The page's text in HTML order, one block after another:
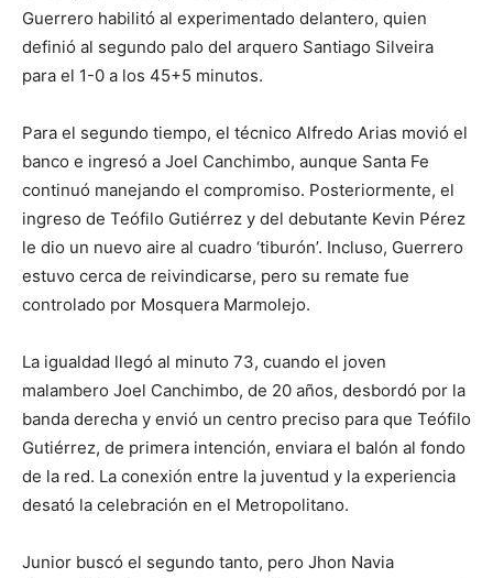
Guerrero habilitó al experimentado delantero, quien
definió al segundo palo del arquero Santiago Silveira
para el 1-0 a los 45+5 minutos.
Para el segundo tiempo, el técnico Alfredo Arias movió el
banco e ingresó a Joel Canchimbo, aunque Santa Fe
continuó manejando el compromiso. Posteriormente, el
ingreso de Teófilo Gutiérrez y del debutante Kevin Pérez
le dio un nuevo aire al cuadro ‘tiburón’. Incluso, Guerrero
estuvo cerca de reivindicarse, pero su remate fue
controlado por Mosquera Marmolejo.
La igualdad llegó al minuto 73, cuando el joven
malambero Joel Canchimbo, de 20 años, desbordó por la
banda derecha y envió un centro preciso para que Teófilo
Gutiérrez, de primera intención, enviara el balón al fondo
de la red. La conexión entre la juventud y la experiencia
desató la celebración en el Metropolitano.
Junior buscó el segundo tanto, pero Jhon Navia